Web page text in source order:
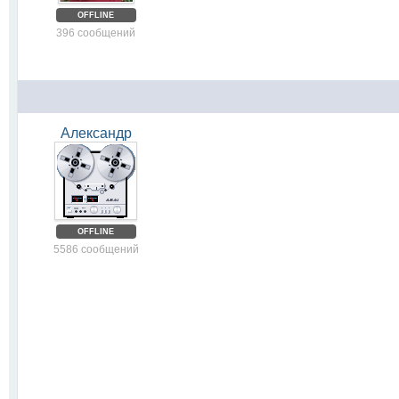
OFFLINE
396 сообщений
Александр
OFFLINE
5586 сообщений